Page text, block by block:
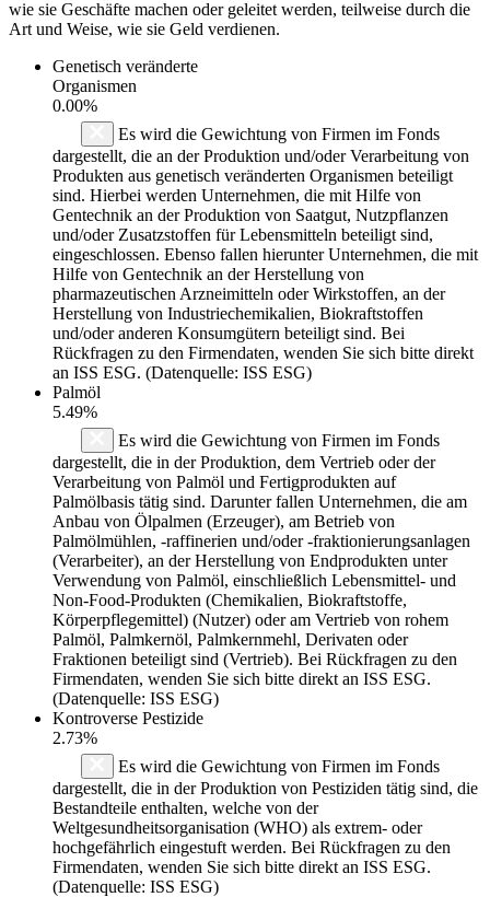
wie sie Geschäfte machen oder geleitet werden, teilweise durch die
Art und Weise, wie sie Geld verdienen.
Genetisch veränderte
Organismen
0.00%
Es wird die Gewichtung von Firmen im Fonds
dargestellt, die an der Produktion und/oder Verarbeitung von
Produkten aus genetisch veränderten Organismen beteiligt
sind. Hierbei werden Unternehmen, die mit Hilfe von
Gentechnik an der Produktion von Saatgut, Nutzpflanzen
und/oder Zusatzstoffen für Lebensmitteln beteiligt sind,
eingeschlossen. Ebenso fallen hierunter Unternehmen, die mit
Hilfe von Gentechnik an der Herstellung von
pharmazeutischen Arzneimitteln oder Wirkstoffen, an der
Herstellung von Industriechemikalien, Biokraftstoffen
und/oder anderen Konsumgütern beteiligt sind. Bei
Rückfragen zu den Firmendaten, wenden Sie sich bitte direkt
an ISS ESG. (Datenquelle: ISS ESG)
Palmöl
5.49%
Es wird die Gewichtung von Firmen im Fonds
dargestellt, die in der Produktion, dem Vertrieb oder der
Verarbeitung von Palmöl und Fertigprodukten auf
Palmölbasis tätig sind. Darunter fallen Unternehmen, die am
Anbau von Ölpalmen (Erzeuger), am Betrieb von
Palmölmühlen, -raffinerien und/oder -fraktionierungsanlagen
(Verarbeiter), an der Herstellung von Endprodukten unter
Verwendung von Palmöl, einschließlich Lebensmittel- und
Non-Food-Produkten (Chemikalien, Biokraftstoffe,
Körperpflegemittel) (Nutzer) oder am Vertrieb von rohem
Palmöl, Palmkernöl, Palmkernmehl, Derivaten oder
Fraktionen beteiligt sind (Vertrieb). Bei Rückfragen zu den
Firmendaten, wenden Sie sich bitte direkt an ISS ESG.
(Datenquelle: ISS ESG)
Kontroverse Pestizide
2.73%
Es wird die Gewichtung von Firmen im Fonds
dargestellt, die in der Produktion von Pestiziden tätig sind, die
Bestandteile enthalten, welche von der
Weltgesundheitsorganisation (WHO) als extrem- oder
hochgefährlich eingestuft werden. Bei Rückfragen zu den
Firmendaten, wenden Sie sich bitte direkt an ISS ESG.
(Datenquelle: ISS ESG)